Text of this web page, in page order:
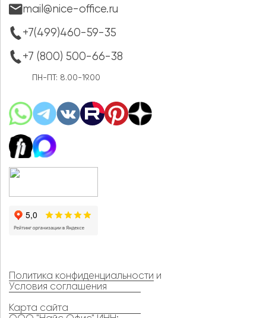
mail@nice-office.ru
+7(499)460-59-35
+7 (800) 500-66-38
ПН-ПТ: 8.00-19.00
Политика конфиденциальности и
Условия соглашения
Карта сайта